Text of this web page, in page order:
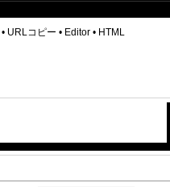
• URLコピー • Editor • HTML